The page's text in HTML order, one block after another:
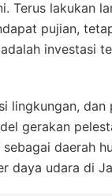
Terus lakukan
pujian,
investasi
lingkungan,
gerakan
daerah
daya udara di